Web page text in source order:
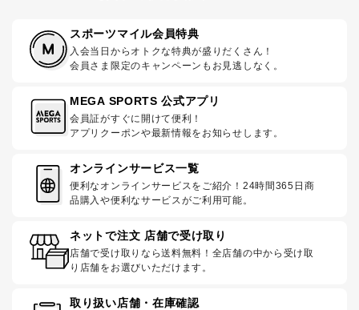
スポーツマイル会員特典
入会当日からオトクな特典が盛りだくさん！
会員さま限定のキャンペーンもお見逃しなく。
MEGA SPORTS 公式アプリ
会員証がすぐに開けて便利！
アプリクーポンや最新情報をお知らせします。
オンラインサービス一覧
便利なオンラインサービスをご紹介！24時間365日商
品購入や便利なサービスがご利用可能。
ネットで注文 店舗で受け取り
店舗で受け取りなら送料無料！全店舗の中から受け取
り店舗をお選びいただけます。
取り扱い店舗・在庫確認